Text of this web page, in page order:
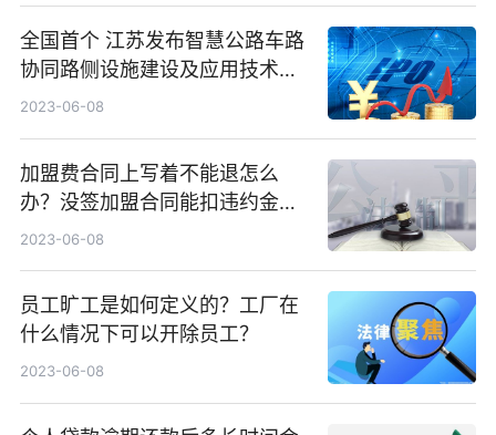
全国首个 江苏发布智慧公路车路
协同路侧设施建设及应用技术指
南
2023-06-08
加盟费合同上写着不能退怎么
办？没签加盟合同能扣违约金
吗？
2023-06-08
员工旷工是如何定义的？工厂在
什么情况下可以开除员工？
2023-06-08